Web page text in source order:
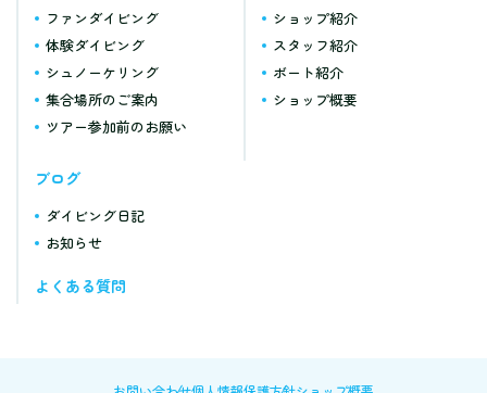
ファンダイビング
体験ダイビング
シュノーケリング
集合場所のご案内
ツアー参加前のお願い
ショップ紹介
スタッフ紹介
ボート紹介
ショップ概要
ブログ
ダイビング日記
お知らせ
よくある質問